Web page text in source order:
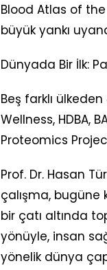
Blood Atlas of
büyük yankı
Dünyada Bir İlk:
Beş farklı
Wellness, HDBA,
Proteomics
Prof. Dr. Hasan
çalışma, bugüne
bir çatı altında
yönüyle, insan
yönelik dünya